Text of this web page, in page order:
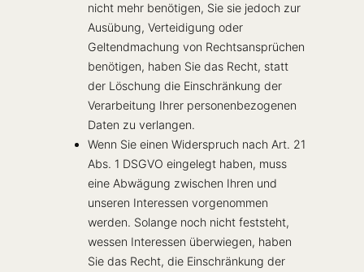
nicht mehr benötigen, Sie sie jedoch zur
Ausübung, Verteidigung oder
Geltendmachung von Rechtsansprüchen
benötigen, haben Sie das Recht, statt
der Löschung die Einschränkung der
Verarbeitung Ihrer personenbezogenen
Daten zu verlangen.
Wenn Sie einen Widerspruch nach Art. 21
Abs. 1 DSGVO eingelegt haben, muss
eine Abwägung zwischen Ihren und
unseren Interessen vorgenommen
werden. Solange noch nicht feststeht,
wessen Interessen überwiegen, haben
Sie das Recht, die Einschränkung der